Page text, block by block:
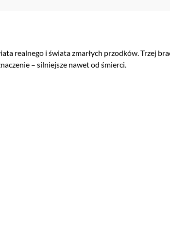
realnego i świata zmarłych przodków. Trzej
– silniejsze nawet od śmierci.